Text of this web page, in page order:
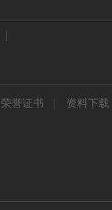
荣誉证书 资料下载